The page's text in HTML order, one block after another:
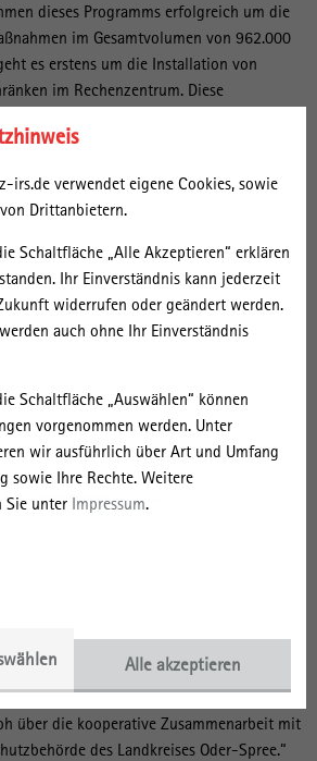
irs.de verwendet eigene Cookies, sowie
Drittanbietern.
Schaltfläche „Alle Akzeptieren“ erklären
Ihr Einverständnis kann jederzeit
widerrufen oder geändert werden.
auch ohne Ihr Einverständnis
Schaltfläche „Auswählen“ können
vorgenommen werden. Unter
wir ausführlich über Art und Umfang
sowie Ihre Rechte. Weitere
Sie unter Impressum.
Alle akzeptieren
dieses Programms erfolgreich um die
im Gesamtvolumen von 962.000
es erstens um die Installation von
im Rechenzentrum. Diese
Bauweise verfügen über eine
hierfür notwendige Kälte wird mittels einer
des IRS-Hauptgebäudes erneuert.
renovierungsbedürftige Holzfenster durch
Fenster ersetzt, die eine hohe
in die Substanz wird sich der
im Betrieb spürbar reduzieren“ so
Ibert. „Langfristig erlauben uns diese
nachhaltigen und ökonomisch
am Standort Erkner. Außerdem
Abhängigkeiten von Preisschwankungen auf
eine echte Herausforderung. Die
Baumaßnahmen verantwortlich
bei aller Freude gerade viele
Auflagen beachten.
über die kooperative Zusammenarbeit mit
des Landkreises Oder-Spree.“